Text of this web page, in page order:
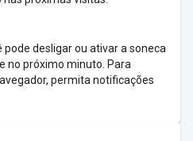
pode desligar ou ativar a soneca
no próximo minuto. Para
permita notificações